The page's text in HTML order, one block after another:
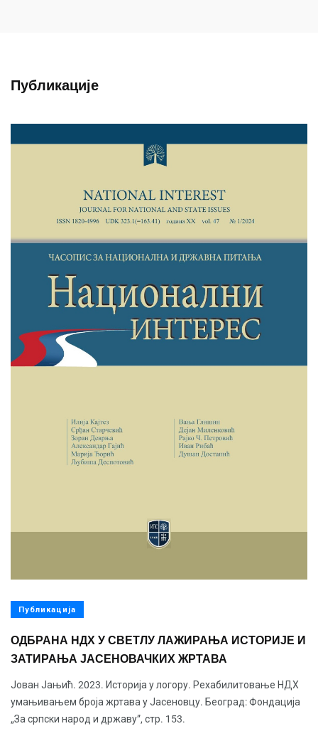
Публикације
Публикација
ОДБРАНА НДХ У СВЕТЛУ ЛАЖИРАЊА ИСТОРИЈЕ И
ЗАТИРАЊА ЈАСЕНОВАЧКИХ ЖРТАВА
Јован Јањић. 2023. Историја у логору. Рехабилитовање НДХ
умањивањем броја жртава у Јасеновцу. Београд: Фондација
„За српски народ и државу”, стр. 153.